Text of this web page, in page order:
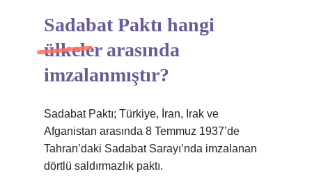
Sadabat Paktı hangi
ülkeler arasında
imzalanmıştır?
Sadabat Paktı; Türkiye, İran, Irak ve
Afganistan arasında 8 Temmuz 1937’de
Tahran’daki Sadabat Sarayı’nda imzalanan
dörtlü saldırmazlık paktı.